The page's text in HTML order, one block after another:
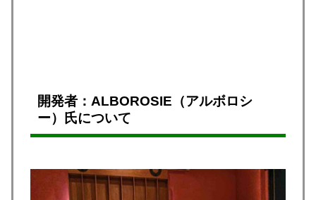
開発者：ALBOROSIE（アルボロシ
ー）氏について